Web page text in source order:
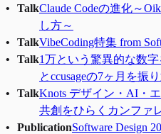
TalkClaude Codeの進化～
し方～
TalkVibeCoding特集 from
Talk1万という驚異的な数字
とccusageの7ヶ月を振
TalkKnots デザイン・AI・
共創をひらくカンファ
PublicationSoftware Design